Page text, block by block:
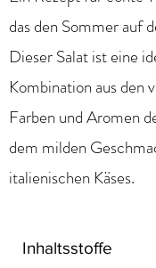
das den Sommer auf
Dieser Salat ist eine
Kombination aus den
Farben und Aromen
dem milden
italienischen Käses.
Inhaltsstoffe